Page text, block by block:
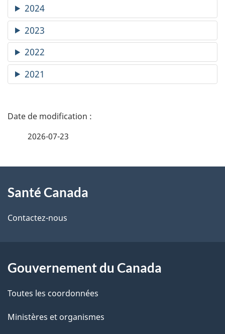
2024
2023
2022
2021
D
i
l
d
e
2026-07-23
propos
de
site
Santé Canada
Contactez-nous
Gouvernement du Canada
Toutes les coordonnées
Ministères et organismes